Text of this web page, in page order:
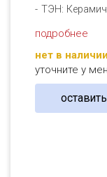
ТЭН:
подробнее
нет в наличии
уточните у